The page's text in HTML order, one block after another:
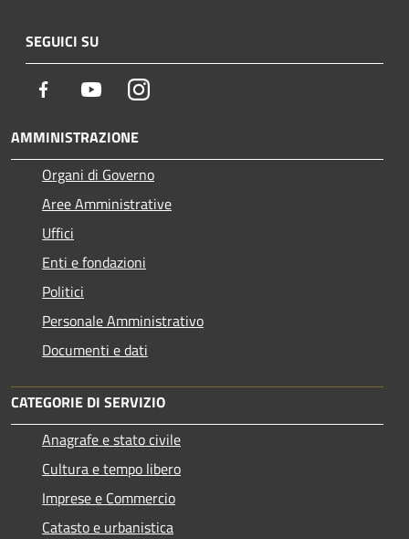
SEGUICI SU
Facebook YoutubeInstagram
AMMINISTRAZIONE
Organi di Governo
Aree Amministrative
Uffici
Enti e fondazioni
Politici
Personale Amministrativo
Documenti e dati
CATEGORIE DI SERVIZIO
Anagrafe e stato civile
Cultura e tempo libero
Imprese e Commercio
Catasto e urbanistica